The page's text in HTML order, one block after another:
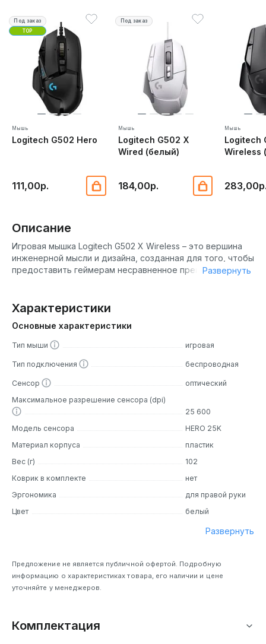
Под заказ
TOP
Мышь
Logitech G502 Hero
111,00р.
Под заказ
Мышь
Logitech G502 X
Wired (белый)
184,00р.
Мышь
Logitech
Wireless
Описание
Игровая мышка Logitech G502 X Wireless – это вершина
инженерной мысли и дизайна, созданная для того, чтобы
предоставить геймерам несравненное преимущество в
мгновенный отклик и точность движений. Мышка
поддерживает беспроводную связь с низкой
задержкой, что позволяет вам быстро реагировать на
события в игре. Это особенно важно для игроков,
которые предпочитают игры с высокой скоростью.
Logitech G502 X Wireless предлагает различные
настройки и опции, которые помогут вам настроить
аппарат под свои игровые потребности. Это включает в
себя настройку DPI, настройки кнопок и
программируемые панели, что позволяет вам создать
настройки, которые лучше всего подходят для вашего
Дизайн
эргономичность и стиль. Она идеально ложится в руку, а
её внешний вид украшен элементами, которые
Прорезиненные боковые вставки обеспечивают
любому игровому столу.
Гибридные переключатели Lightforce:
истории, обеспечивают невероятную отзывчивость и
Развернуть
Характеристики
Основные характеристики
Тип мыши игровая
Тип подключения беспроводная
Сенсор
оптический
Максимальное разрешение сенсора (dpi)
25 600
Модель сенсора
HERO 25K
Материал корпуса
пластик
Вес (г)
102
Коврик в комплекте
нет
Эргономика
для правой руки
Цвет
белый
Развернуть
Предложение не является публичной офертой. Подробную
информацию о характеристиках товара, его наличии и цене
уточняйте у менеджеров.
Комплектация